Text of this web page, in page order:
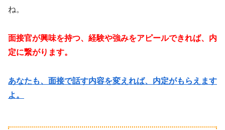
ね。
面接官が興味を持つ、経験や強みをアピールできれば、内
定に繋がります。
あなたも、面接で話す内容を変えれば、内定がもらえます
よ。